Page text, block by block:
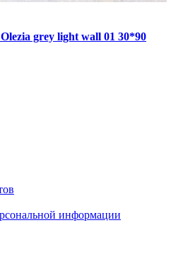
grey light wall 01 30*90
информации